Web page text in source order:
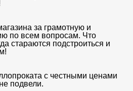
за грамотную и
по всем вопросам. Что
стараются подстроиться и
с честными ценами
подвели.